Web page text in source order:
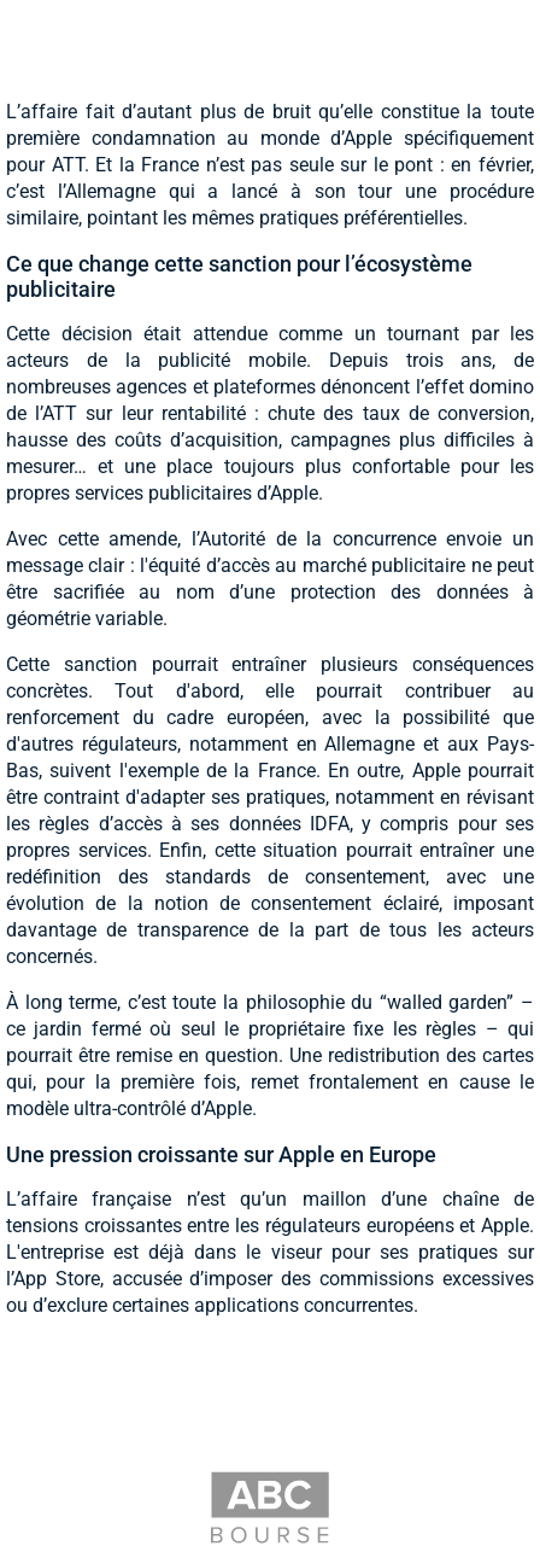
L’affaire fait d’autant plus de bruit qu’elle constitue la toute
première condamnation au monde d’Apple spécifiquement
pour ATT. Et la France n’est pas seule sur le pont : en février,
c’est l’Allemagne qui a lancé à son tour une procédure
similaire, pointant les mêmes pratiques préférentielles.
Ce que change cette sanction pour l’écosystème
publicitaire
Cette décision était attendue comme un tournant par les
acteurs de la publicité mobile. Depuis trois ans, de
nombreuses agences et plateformes dénoncent l’effet domino
de l’ATT sur leur rentabilité : chute des taux de conversion,
hausse des coûts d’acquisition, campagnes plus difficiles à
mesurer… et une place toujours plus confortable pour les
propres services publicitaires d’Apple.
Avec cette amende, l’Autorité de la concurrence envoie un
message clair : l'équité d’accès au marché publicitaire ne peut
être sacrifiée au nom d’une protection des données à
géométrie variable.
Cette sanction pourrait entraîner plusieurs conséquences
concrètes. Tout d'abord, elle pourrait contribuer au
renforcement du cadre européen, avec la possibilité que
d'autres régulateurs, notamment en Allemagne et aux Pays-
Bas, suivent l'exemple de la France. En outre, Apple pourrait
être contraint d'adapter ses pratiques, notamment en révisant
les règles d’accès à ses données IDFA, y compris pour ses
propres services. Enfin, cette situation pourrait entraîner une
redéfinition des standards de consentement, avec une
évolution de la notion de consentement éclairé, imposant
davantage de transparence de la part de tous les acteurs
concernés.
À long terme, c’est toute la philosophie du “walled garden” –
ce jardin fermé où seul le propriétaire fixe les règles – qui
pourrait être remise en question. Une redistribution des cartes
qui, pour la première fois, remet frontalement en cause le
modèle ultra-contrôlé d’Apple.
Une pression croissante sur Apple en Europe
L’affaire française n’est qu’un maillon d’une chaîne de
tensions croissantes entre les régulateurs européens et Apple.
L'entreprise est déjà dans le viseur pour ses pratiques sur
l’App Store, accusée d’imposer des commissions excessives
ou d’exclure certaines applications concurrentes.